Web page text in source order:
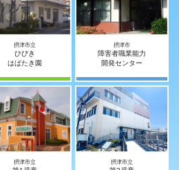
摂津市立
ひびき
はばたき園
摂津市
障害者職業能力
開発センター
摂津市立 摂津市立